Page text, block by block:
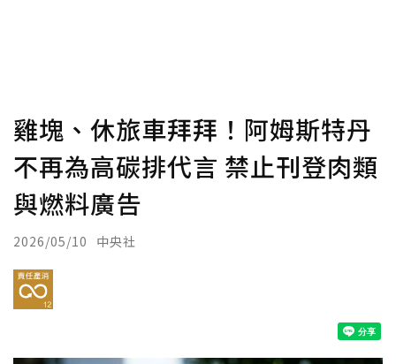
雞塊、休旅車拜拜！阿姆斯特丹
不再為高碳排代言 禁止刊登肉類
與燃料廣告
2026/05/10 中央社